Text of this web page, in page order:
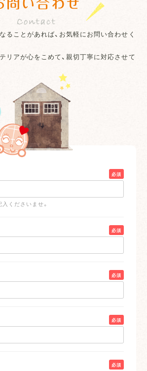
ることがあれば、お気軽にお問い合わせく
リアが心をこめて、親切丁寧に対応させて
必須
くださいませ。
必須
必須
必須
必須